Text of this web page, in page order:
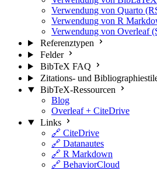
Verwendung von Quarto
Verwendung von R
Verwendung von Overleaf
Referenztypen
Felder
BibTeX FAQ
Zitations- und
BibTeX-Ressourcen
Blog
Overleaf + CiteDrive
Links
🔗 CiteDrive
🔗 Datanautes
🔗 R Markdown
🔗 BehaviorCloud